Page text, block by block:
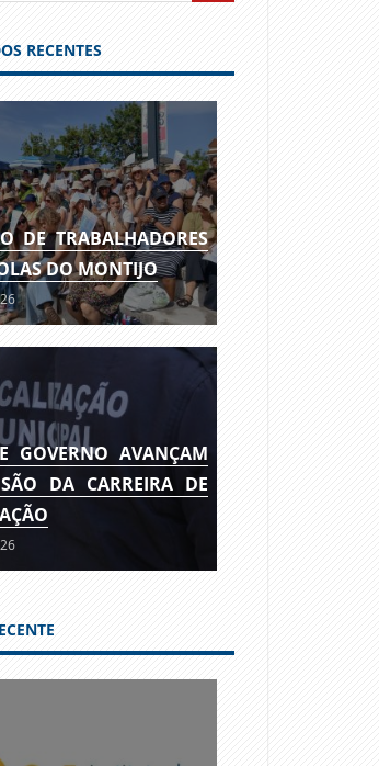
RECENTES
DE TRABALHADORES
DO MONTIJO
GOVERNO AVANÇAM
DA CARREIRA DE